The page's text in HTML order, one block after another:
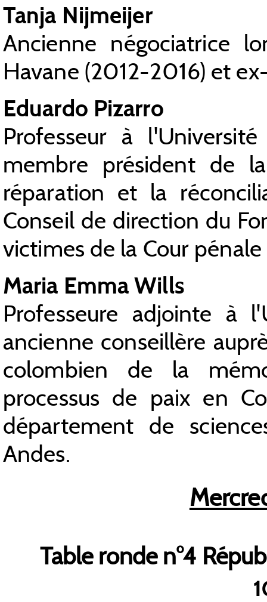
Tanja Nijmeijer
Ancienne négociatrice
Havane (2012-2016) et
Eduardo Pizarro
Professeur à
membre président de
réparation et la
Conseil de direction du
victimes de la Cour
Maria Emma Wills
Professeure adjointe à
ancienne conseillère
colombien de la
processus de paix en
département de
Andes.
Table ronde n°4